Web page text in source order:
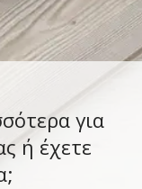
για
ή έχετε